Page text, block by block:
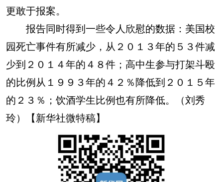
更敢于报案。
报告同时得到一些令人欣慰的数据：美国校
园死亡事件有所减少，从２０１３年的５３件减
少到２０１４年的４８件；高中生参与打架斗殴
的比例从１９９３年的４２％降低到２０１５年
的２３％；饮酒学生比例也有所降低。（刘秀
玲）【新华社微特稿】